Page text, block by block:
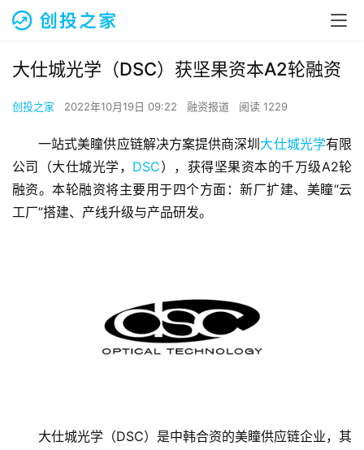
大仕城光学（DSC）获坚果资本A2轮融资
创投之家 2022年10月19日 09:22 融资报道 阅读 1229
一站式美瞳供应链解决方案提供商深圳 大仕城光学有限
公司（大仕城光学， DSC），获得坚果资本的千万级A2轮
融资。本轮融资将主要用于四个方面：新厂扩建、美瞳“云
工厂”搭建、产线升级与产品研发。
大仕城光学（DSC）是中韩合资的美瞳供应链企业，其